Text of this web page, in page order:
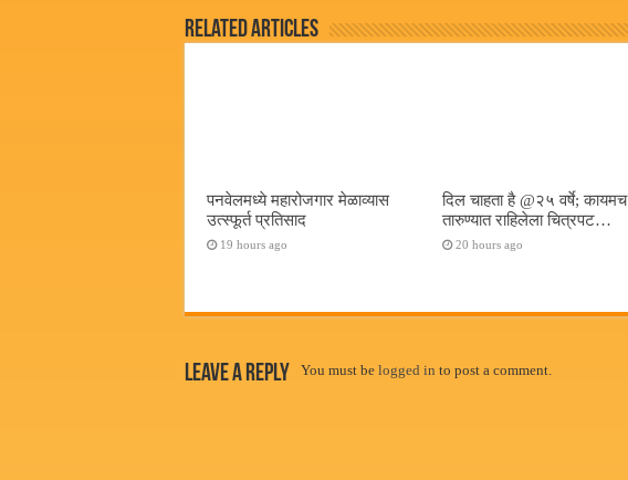
Related Articles
पनवेलमध्ये महारोजगार मेळाव्यास
उत्स्फूर्त प्रतिसाद
19 hours ago
दिल चाहता है @२५ वर्षे; कायमच
तारुण्यात राहिलेला चित्रपट…
20 hours ago
Leave a Reply You must be logged in to post a comment.